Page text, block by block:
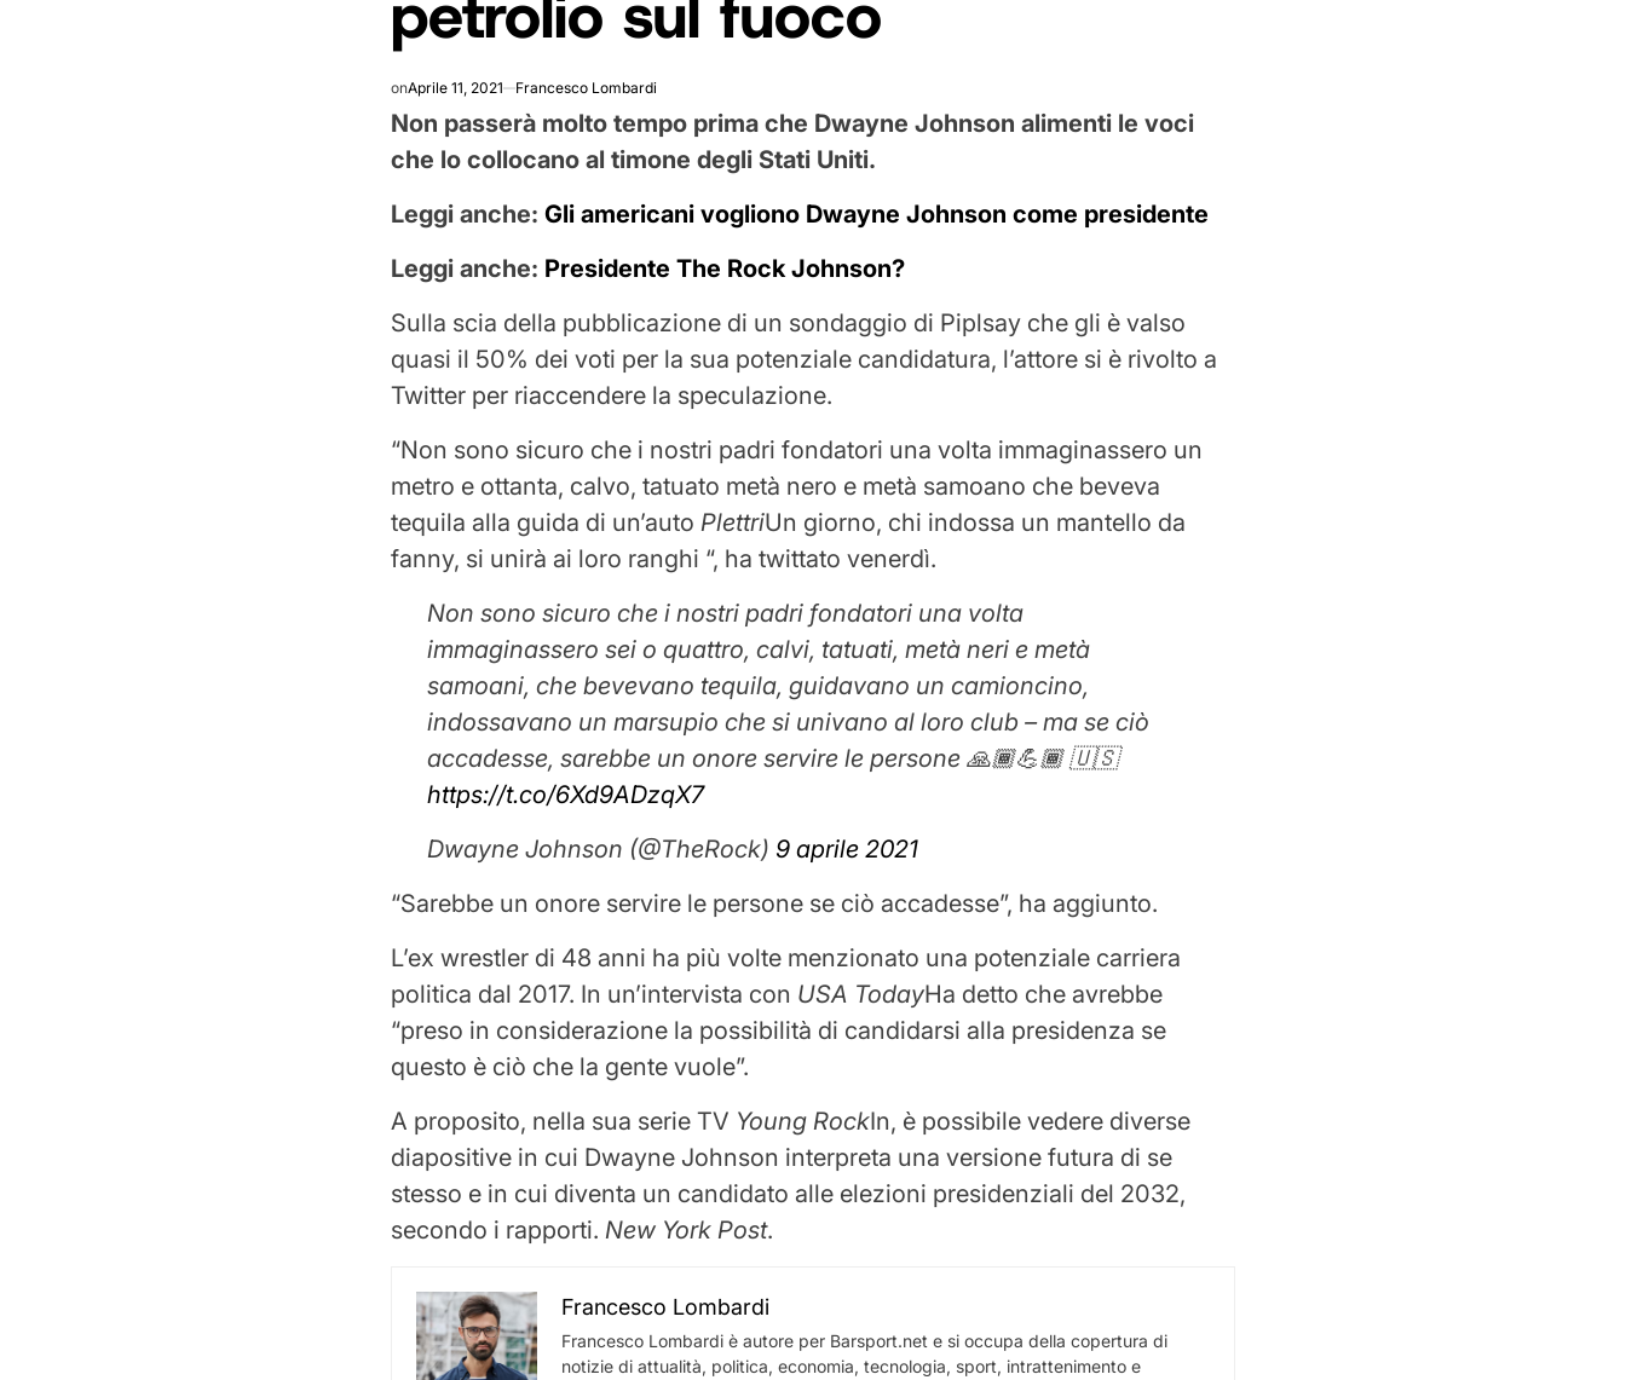
onAprile 11, 2021 Francesco Lombardi
Non passerà molto tempo prima che Dwayne Johnson alimenti le voci
che lo collocano al timone degli Stati Uniti.
Leggi anche:Gli americani vogliono Dwayne Johnson come presidente
Leggi anche: Presidente The Rock Johnson?
Sulla scia della pubblicazione di un sondaggio di Piplsay che gli è valso
quasi il 50% dei voti per la sua potenziale candidatura, l’attore si è rivolto a
Twitter per riaccendere la speculazione.
“Non sono sicuro che i nostri padri fondatori una volta immaginassero un
metro e ottanta, calvo, tatuato metà nero e metà samoano che beveva
tequila alla guida di un’autoPlettriUn giorno, chi indossa un mantello da
fanny, si unirà ai loro ranghi “, ha twittato venerdì.
Non sono sicuro che i nostri padri fondatori una volta
immaginassero sei o quattro, calvi, tatuati, metà neri e metà
samoani, che bevevano tequila, guidavano un camioncino,
indossavano un marsupio che si univano al loro club – ma se ciò
accadesse, sarebbe un onore servire le persone 🙏🏾💪🏾 🇺🇸
https://t.co/6Xd9ADzqX7
Dwayne Johnson (@TheRock) 9 aprile 2021
“Sarebbe un onore servire le persone se ciò accadesse”, ha aggiunto.
L’ex wrestler di 48 anni ha più volte menzionato una potenziale carriera
politica dal 2017. In un’intervista con USA TodayHa detto che avrebbe
“preso in considerazione la possibilità di candidarsi alla presidenza se
questo è ciò che la gente vuole”.
A proposito, nella sua serie TV Young RockIn, è possibile vedere diverse
diapositive in cui Dwayne Johnson interpreta una versione futura di se
stesso e in cui diventa un candidato alle elezioni presidenziali del 2032,
secondo i rapporti. New York Post.
Francesco Lombardi
Francesco Lombardi è autore per Barsport.net e si occupa della copertura di
notizie di attualità, politica, economia, tecnologia, sport, intrattenimento e